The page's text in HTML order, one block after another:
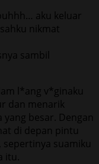
aku keluar
nikmat
sambil
l*ang v*ginaku
dan menarik
besar. Dengan
di depan pintu
suamiku
itu.